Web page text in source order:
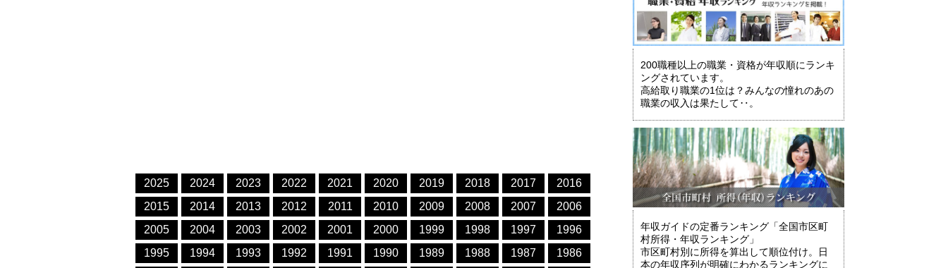
2025 2024 2023 2022 2021 2020 2019 2018 2017
2016
2015
2014 2013 2012 2011 2010 2009 2008 2007
2006
2005
2004 2003 2002 2001 2000 1999 1998 1997
1996
1995
1994 1993 1992 1991 1990 1989 1988 1987
1986
200職種以上の職業・資格が年収順にランキ
ングされています。
高給取り職業の1位は？みんなの憧れのあの
職業の収入は果たして‥。
年収ガイドの定番ランキング「全国市区町
村所得・年収ランキング」
市区町村別に所得を算出して順位付け。日
本の年収序列が明確にわかるランキングに